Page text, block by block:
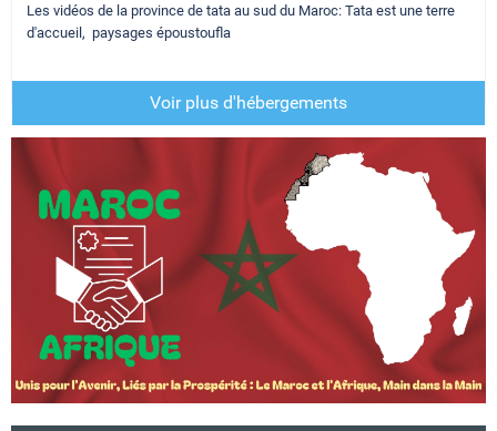
Les vidéos de la province de tata au sud du Maroc: Tata est une terre
d'accueil, paysages époustoufla
Voir plus d'hébergements